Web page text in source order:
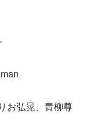
弘晃、青柳尊